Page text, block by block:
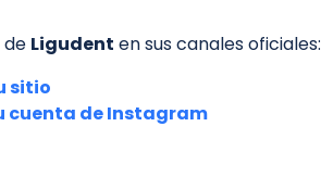
de Ligudent en sus canales oficiales:
sitio
cuenta de Instagram